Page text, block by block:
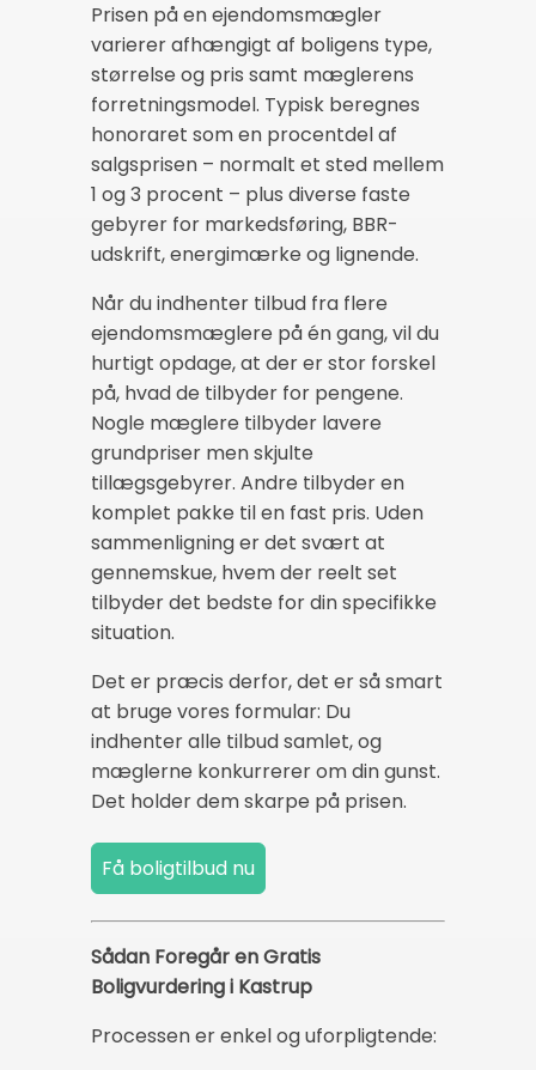
Prisen på en ejendomsmægler
varierer afhængigt af boligens type,
størrelse og pris samt mæglerens
forretningsmodel. Typisk beregnes
honoraret som en procentdel af
salgsprisen – normalt et sted mellem
1 og 3 procent – plus diverse faste
gebyrer for markedsføring, BBR-
udskrift, energimærke og lignende.
Når du indhenter tilbud fra flere
ejendomsmæglere på én gang, vil du
hurtigt opdage, at der er stor forskel
på, hvad de tilbyder for pengene.
Nogle mæglere tilbyder lavere
grundpriser men skjulte
tillægsgebyrer. Andre tilbyder en
komplet pakke til en fast pris. Uden
sammenligning er det svært at
gennemskue, hvem der reelt set
tilbyder det bedste for din specifikke
situation.
Det er præcis derfor, det er så smart
at bruge vores formular: Du
indhenter alle tilbud samlet, og
mæglerne konkurrerer om din gunst.
Det holder dem skarpe på prisen.
Sådan Foregår en Gratis
Boligvurdering i Kastrup
Processen er enkel og uforpligtende: